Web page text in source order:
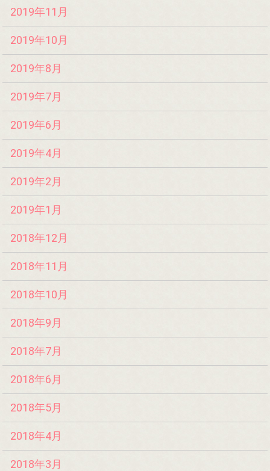
2019年11月
2019年10月
2019年8月
2019年7月
2019年6月
2019年4月
2019年2月
2019年1月
2018年12月
2018年11月
2018年10月
2018年9月
2018年7月
2018年6月
2018年5月
2018年4月
2018年3月